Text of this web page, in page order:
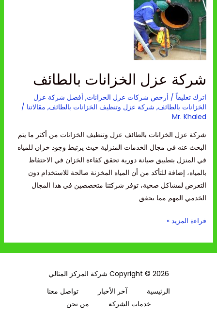
شركة عزل الخزانات بالطائف
اترك تعليقاً / أرخص شركات عزل الخزانات, أفضل شركة عزل
الخزانات بالطائف, شركة عزل وتنظيف الخزانات بالطائف, مقالاتنا /
Mr. Khaled
شركة عزل الخزانات بالطائف عزل وتنظيف الخزانات من أكثر ما يتم
البحث عنه في مجال الخدمات المنزلية حيث يرتبط وجود خزان للمياه
في المنزل بتطبيق صيانة دورية تحقق كفاءة الخزان في الاحتفاظ
بالمياه، إضافة للتأكد من أن المياه المخزنة صالحة للاستخدام دون
التعرض لمشاكل صحية، توفر شركتنا متخصصين في هذا المجال
الخدمي المهم مما يحقق
عزل
الخزانات
بالطائف
قراءة المزيد »
Copyright © 2026 شركة المركز المثالي
الرئيسية
آخر الأخبار
تواصل معنا
خدمات الشركة
من نحن